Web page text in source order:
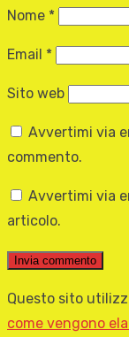
Nome *
Email *
Sito web
Avvertimi via
commento.
Avvertimi via
articolo.
Questo sito
come vengono